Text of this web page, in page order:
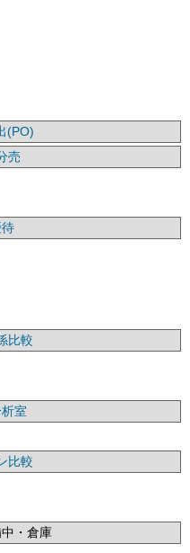
(PO)
売
比較
室
比較
・倉庫